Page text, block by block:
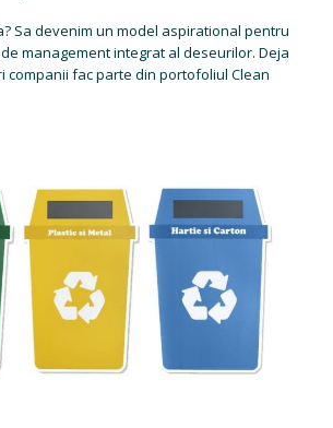
Sa devenim un model aspirational pentru
management integrat al deseurilor. Deja
companii fac parte din portofoliul Clean